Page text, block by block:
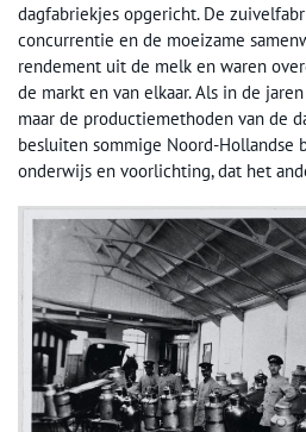
dagfabriekjes opgericht. De
concurrentie en de moeizame
rendement uit de melk en waren
de markt en van elkaar. Als in de
maar de productiemethoden van de
besluiten sommige Noord-Hollandse
onderwijs en voorlichting, dat het